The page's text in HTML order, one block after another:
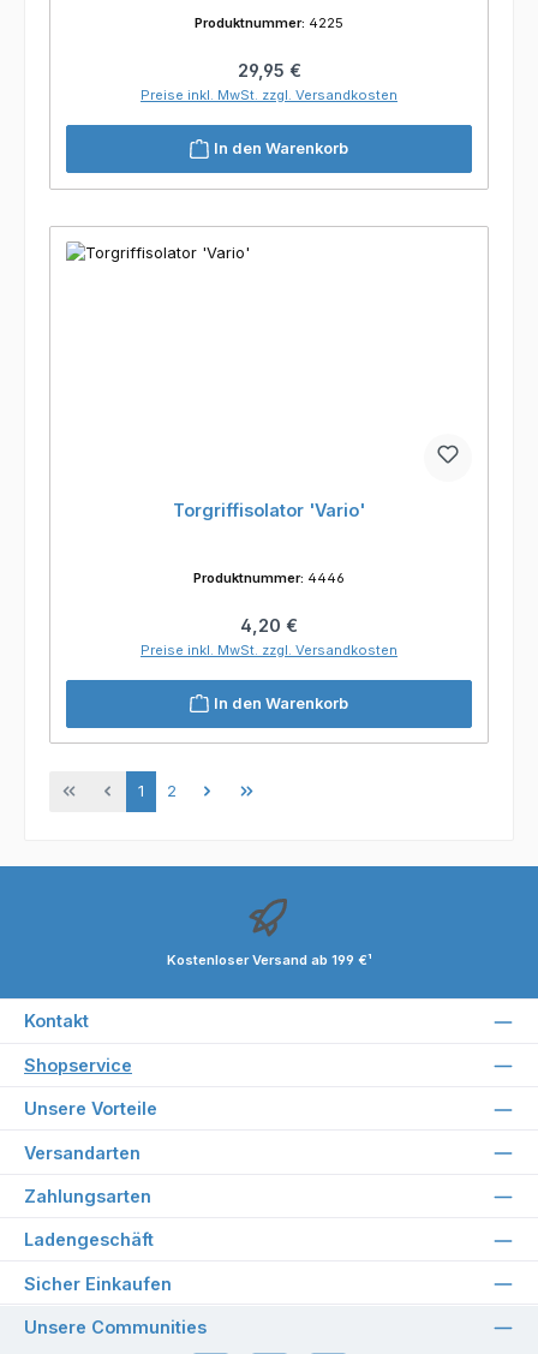
Produktnummer: 4225
Regulärer Preis:
29,95 €
Preise inkl. MwSt. zzgl. Versandkosten
In den Warenkorb
Torgriffisolator 'Vario'
Produktnummer: 4446
Regulärer Preis:
4,20 €
Preise inkl. MwSt. zzgl. Versandkosten
In den Warenkorb
Seite
1 Seite
2
Kostenloser Versand ab 199 €¹
Kontakt
Shopservice
Unsere Vorteile
Versandarten
Zahlungsarten
Ladengeschäft
Sicher Einkaufen
Unsere Communities